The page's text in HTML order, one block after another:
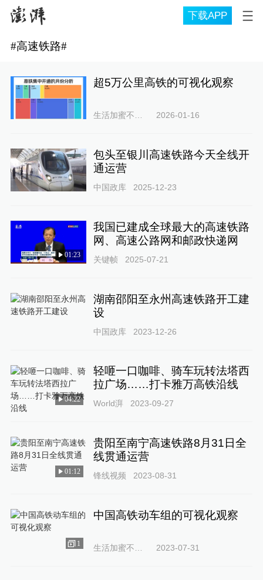
下载APP
#高速铁路#
超5万公里高铁的可视化观察
2026-01-16
包头至银川高速铁路今天全线开
通运营
中国政库 2025-12-23
01:23
我国已建成全球最大的高速铁路
网、高速公路网和邮政快递网
关键帧 2025-07-21
湖南邵阳至永州高速铁路开工建
设
中国政库 2023-12-26
04:22
轻咂一口咖啡、骑车玩转法塔西
拉广场……打卡雅万高铁沿线
World湃 2023-09-27
01:12
贵阳至南宁高速铁路8月31日全
线贯通运营
锋线视频 2023-08-31
1
中国高铁动车组的可视化观察
2023-07-31